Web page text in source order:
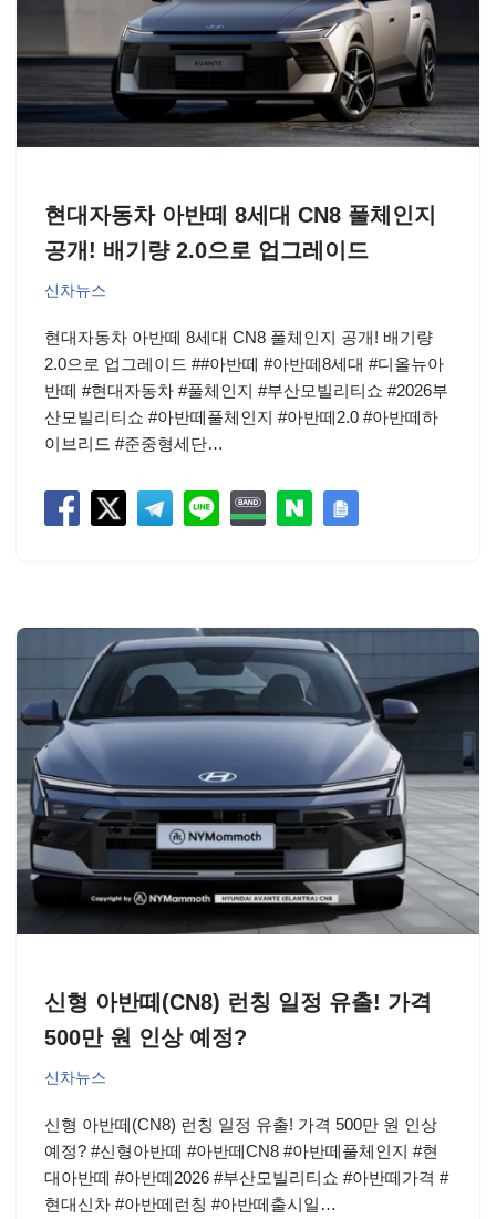
현대자동차 아반떼 8세대 CN8 풀체인지
공개! 배기량 2.0으로 업그레이드
신차뉴스
현대자동차 아반떼 8세대 CN8 풀체인지 공개! 배기량
2.0으로 업그레이드 ##아반떼 #아반떼8세대 #디올뉴아
반떼 #현대자동차 #풀체인지 #부산모빌리티쇼 #2026부
산모빌리티쇼 #아반떼풀체인지 #아반떼2.0 #아반떼하
이브리드 #준중형세단…
신형 아반떼(CN8) 런칭 일정 유출! 가격
500만 원 인상 예정?
신차뉴스
신형 아반떼(CN8) 런칭 일정 유출! 가격 500만 원 인상
예정? #신형아반떼 #아반떼CN8 #아반떼풀체인지 #현
대아반떼 #아반떼2026 #부산모빌리티쇼 #아반떼가격 #
현대신차 #아반떼런칭 #아반떼출시일…